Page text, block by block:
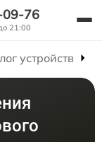
09-76
21:00
устройств